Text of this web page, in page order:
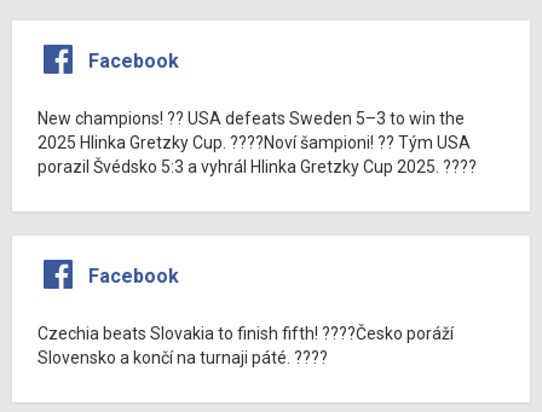
Facebook
New champions! ?? USA defeats Sweden 5–3 to win the
2025 Hlinka Gretzky Cup. ????Noví šampioni! ?? Tým USA
porazil Švédsko 5:3 a vyhrál Hlinka Gretzky Cup 2025. ????
Facebook
Czechia beats Slovakia to finish fifth! ????Česko poráží
Slovensko a končí na turnaji páté. ????